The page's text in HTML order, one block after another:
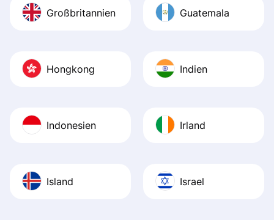
Großbritannien Guatemala
Hongkong Indien
Indonesien Irland
Island Israel